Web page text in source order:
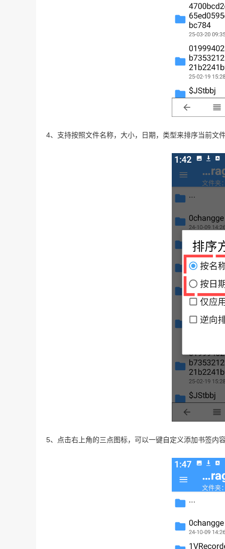
4、支持按照文件名称，大小，日期，类型来排序当前文
5、点击右上角的三点图标，可以一键自定义添加书签内